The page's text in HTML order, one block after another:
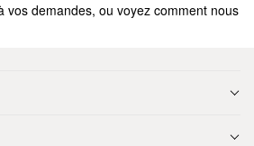
vos demandes, ou voyez comment nous